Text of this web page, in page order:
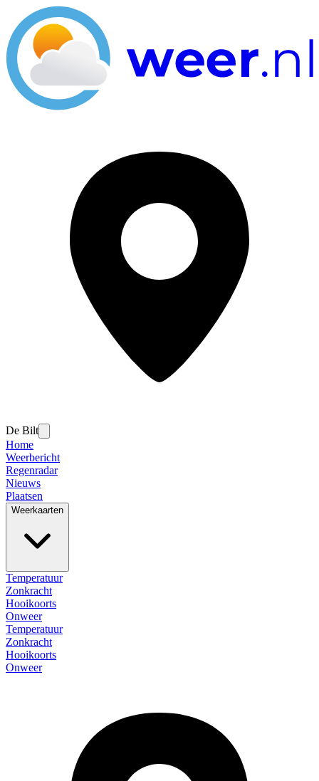
De Bilt
Home
Weerbericht
Regenradar
Nieuws
Plaatsen
Weerkaarten
Temperatuur
Zonkracht
Hooikoorts
Onweer
Temperatuur
Zonkracht
Hooikoorts
Onweer